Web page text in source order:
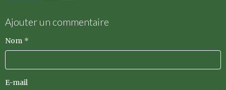
Ajouter un commentaire
Nom
E-mail